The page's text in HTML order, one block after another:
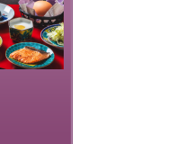
（事前予約制）
膳に使わ
名産品を
、安心・
県産...